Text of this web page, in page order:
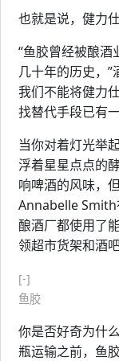
也就是说，健力
“鱼胶曾经被酿
几十年的历史，”
我们不能将健力
找替代手段已有
当你对着灯光举
浮着星星点点的
响啤酒的风味，
Annabelle Smith
酿酒厂都使用了
领超市货架和酒吧
[-]
鱼胶
你是否好奇为什
瓶运输之前，鱼